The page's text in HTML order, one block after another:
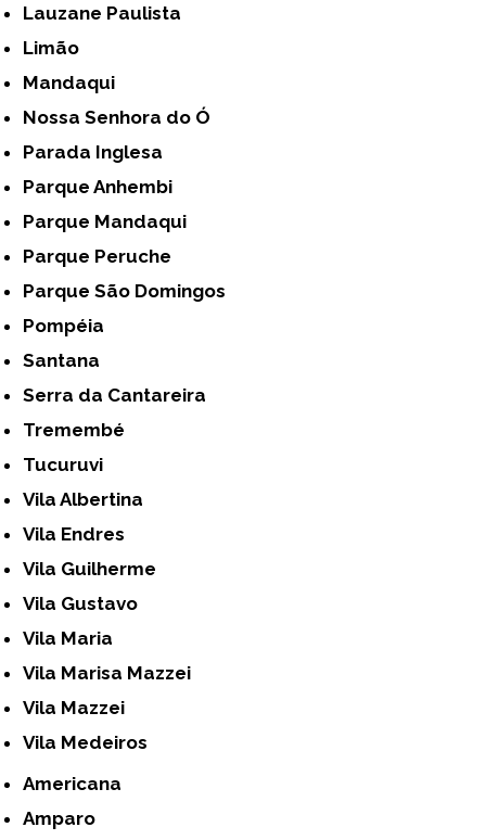
Lauzane Paulista
Limão
Mandaqui
Nossa Senhora do Ó
Parada Inglesa
Parque Anhembi
Parque Mandaqui
Parque Peruche
Parque São Domingos
Pompéia
Santana
Serra da Cantareira
Tremembé
Tucuruvi
Vila Albertina
Vila Endres
Vila Guilherme
Vila Gustavo
Vila Maria
Vila Marisa Mazzei
Vila Mazzei
Vila Medeiros
Americana
Amparo